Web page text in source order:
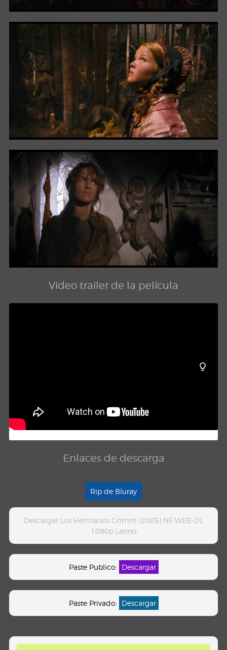
Video trailer de la película
Enlaces de descarga
Rip de Bluray
Descargar Los Hermanos Grimm (2005) NF WEB-DL
1080p Latino
Paste Publico: Descargar
Paste Privado: Descargar